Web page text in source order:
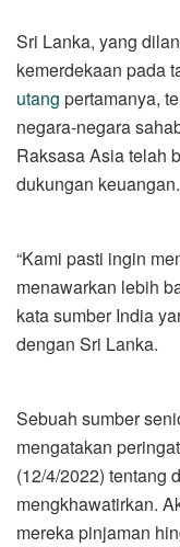
Sri Lanka, yang
kemerdekaan pada
utang pertamanya,
negara-negara
Raksasa Asia telah
dukungan keuangan.
“Kami pasti ingin
menawarkan lebih
kata sumber India
dengan Sri Lanka.
Sebuah sumber
mengatakan
(12/4/2022) tentang
mengkhawatirkan.
mereka pinjaman